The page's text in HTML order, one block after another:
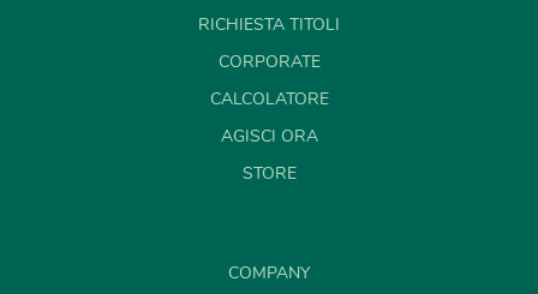
RICHIESTA TITOLI
CORPORATE
CALCOLATORE
AGISCI ORA
STORE
COMPANY